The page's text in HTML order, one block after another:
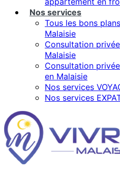
Nos services
Tous les bons
Malaisie
Consultation
Malaisie
Consultation
en Malaisie
Nos services
Nos services